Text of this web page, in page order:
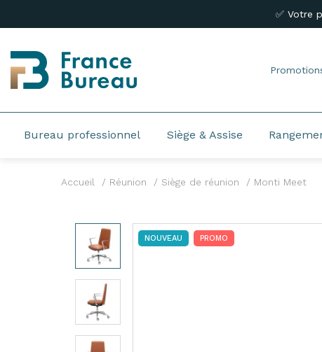
✅ Votre
Bureau professionnel Siège & Assise
Accueil Réunion Siège de réunion Monti Meet
NOUVEAU PROMO